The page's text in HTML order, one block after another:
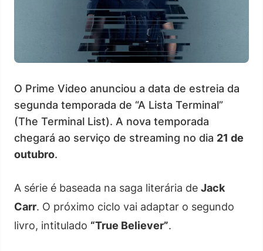
O Prime Video anunciou a data de estreia da
segunda temporada de “A Lista Terminal”
(The Terminal List). A nova temporada
chegará ao serviço de streaming no dia 21 de
outubro.
A série é baseada na saga literária de Jack
Carr. O próximo ciclo vai adaptar o segundo
livro, intitulado “True Believer”.